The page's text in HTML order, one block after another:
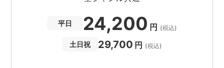
平日 24,200 円 (税込)
土日祝 29,700 円 (税込)